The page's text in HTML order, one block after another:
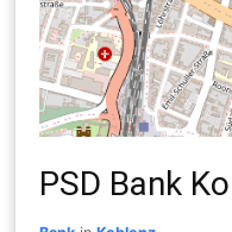
PSD Bank